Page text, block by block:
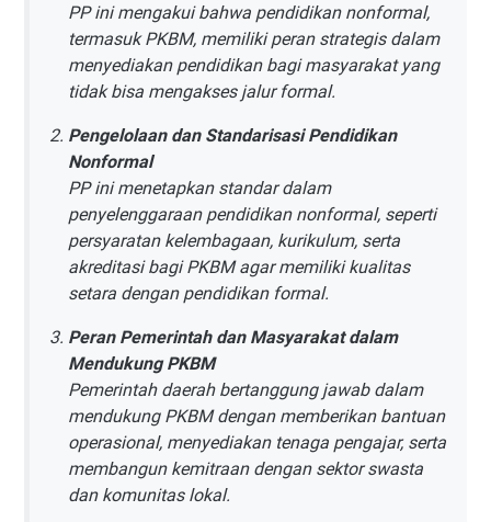
PP ini mengakui bahwa pendidikan nonformal,
termasuk PKBM, memiliki peran strategis dalam
menyediakan pendidikan bagi masyarakat yang
tidak bisa mengakses jalur formal.
Pengelolaan dan Standarisasi Pendidikan
Nonformal
PP ini menetapkan standar dalam
penyelenggaraan pendidikan nonformal, seperti
persyaratan kelembagaan, kurikulum, serta
akreditasi bagi PKBM agar memiliki kualitas
setara dengan pendidikan formal.
Peran Pemerintah dan Masyarakat dalam
Mendukung PKBM
Pemerintah daerah bertanggung jawab dalam
mendukung PKBM dengan memberikan bantuan
operasional, menyediakan tenaga pengajar, serta
membangun kemitraan dengan sektor swasta
dan komunitas lokal.